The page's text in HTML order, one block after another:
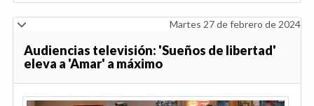
Martes 27 de febrero de 2024
Audiencias televisión: 'Sueños de libertad'
eleva a 'Amar' a máximo